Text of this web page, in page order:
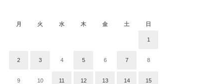
月
火 水 木 金 土 日
1
2 3 4 5 6 7 8
9 10 11 12 13 14 15